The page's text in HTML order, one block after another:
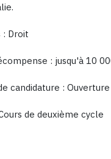
: Droit
: jusqu'à 10
candidature :
de deuxième cycle